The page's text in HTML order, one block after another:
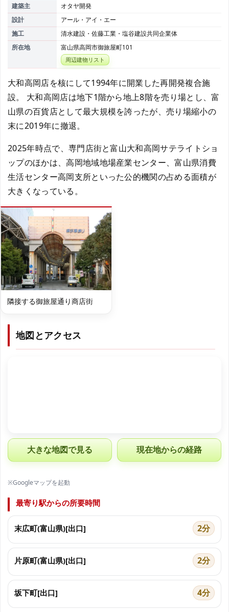
建築主
オタヤ開発
設計
アール・アイ・エー
施工
清水建設・佐藤工業・塩谷建設共同企業体
所在地
富山県高岡市御旅屋町101
周辺建物リスト
大和高岡店を核にして1994年に開業した再開発複合施
設。 大和高岡店は地下1階から地上8階を売り場とし、富
山県の百貨店として最大規模を誇ったが、売り場縮小の
末に2019年に撤退。
2025年時点で、専門店街と富山大和高岡サテライトショ
ップのほかは、高岡地域地場産業センター、富山県消費
生活センター高岡支所といった公的機関の占める面積が
大きくなっている。
隣接する御旅屋通り商店街
地図とアクセス
大きな地図で見る 現在地からの経路
※Googleマップを起動
最寄り駅からの所要時間
末広町(富山県)[出口] 2分
片原町(富山県)[出口] 2分
坂下町[出口] 4分